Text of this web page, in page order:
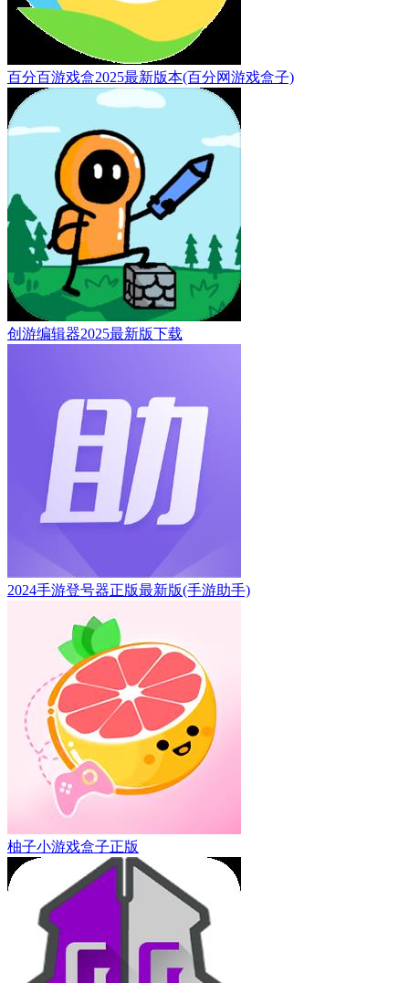
百分百游戏盒2025最新版本(百分网游戏盒子)
创游编辑器2025最新版下载
2024手游登号器正版最新版(手游助手)
柚子小游戏盒子正版